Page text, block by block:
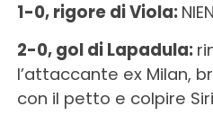
1-0, rigore di Viola:
2-0, gol di Lapadula:
l’attaccante ex Milan,
con il petto e colpire